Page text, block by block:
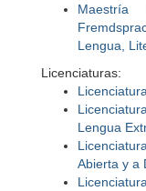
Maestría
Lengua,
Licenciaturas:
Lengua
Abierta y a